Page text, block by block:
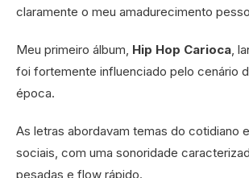
claramente o meu amadurecimento
Meu primeiro álbum, Hip Hop Carioca ,
foi fortemente influenciado pelo cenário
época.
As letras abordavam temas do cotidiano
sociais, com uma sonoridade
pesadas e flow rápido.